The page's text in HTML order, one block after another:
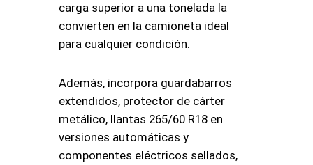
carga superior a una tonelada la
convierten en la camioneta ideal
para cualquier condición.
Además, incorpora guardabarros
extendidos, protector de cárter
metálico, llantas 265/60 R18 en
versiones automáticas y
componentes eléctricos sellados,